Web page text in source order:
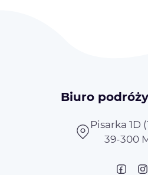
Biuro
Pisarka 1D
39-300